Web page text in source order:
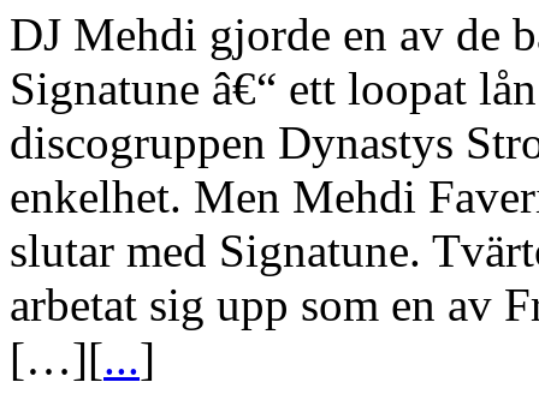
DJ Mehdi gjorde en av de
Signatune â€“ ett loopat
discogruppen Dynastys
enkelhet. Men Mehdi
slutar med Signatune.
arbetat sig upp som en av
[…][...]